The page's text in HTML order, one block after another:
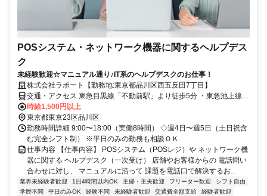
POSシステム・ネットワーク機器に関するヘルプデス
ク
未経験歓迎☆マニュアル通り♪IT系のヘルプデスクのお仕事！
株式会社ラポート【勤務地:東京都品川区西五反田7丁目】
交通・アクセス 東急目黒線「不動前駅」より徒歩5分 ・東急池上線
「大崎広小路駅」より徒歩7分・山手線／都営浅草線「五反田駅」よ
り徒歩10分 ※JR「五反田駅」より無料シャトルバスあり
時給1,500円以上
東京都東京23区品川区
勤務時間詳細 9:00〜18:00（実働8時間） ◇週4日〜週5日（土日祝含
む完全シフト制） ※平日のみの勤務も相談ＯＫ
仕事内容 【仕事内容】 POSシステム（POSレジ）や ネットワーク機
器に関する ヘルプデスク（一次受け） 店舗やお客様からの 電話問い
合わせに対し、 マニュアルに沿って 課題を電話口で解決するお...
業界未経験者歓迎 1日4時間以内OK 主婦・主夫歓迎 フリーター歓迎
シフト自由
学歴不問
平日のみOK 経験不問 未経験者歓迎 交通費全額支給
経験者歓迎